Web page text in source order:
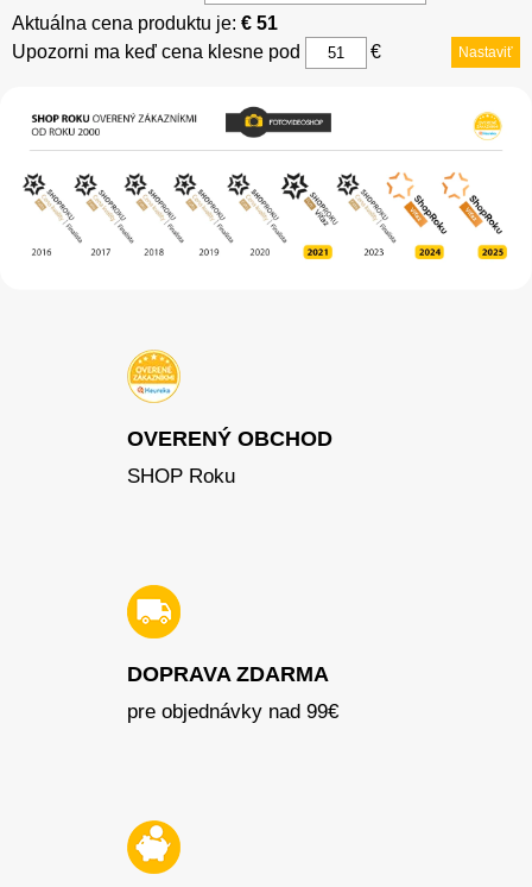
Aktuálna cena produktu je: € 51
Upozorni ma keď cena klesne pod
€ Nastaviť
OVERENÝ OBCHOD
SHOP Roku
DOPRAVA ZDARMA
pre objednávky nad 99€